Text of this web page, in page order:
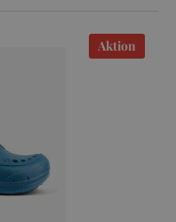
Aktion